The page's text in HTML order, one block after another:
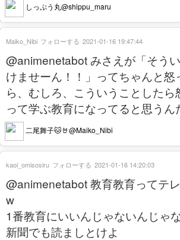
しっぷう丸@shippu_maru
@animenetabot みさえが「そう
けませーん！！」ってちゃんと怒
ら、むしろ、こういうことしたら
って学ぶ教育になってると思うん
二尾舞子🐱🤘@Maiko_Nibi
Maiko_Nibi フォローする 2021-01-16 19:47:44
@animenetabot 教育教育ってテ
w
1番教育にいいんじゃないんじゃ
新聞でも読ましとけよ
kaol_omisosiru フォローする 2021-01-16 14:20:03